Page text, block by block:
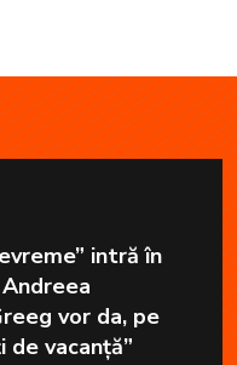
intră în
vor da, pe
de vacanță”